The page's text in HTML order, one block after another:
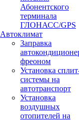
Абонентского
терминала
ГЛОНАСС/GPS
Автоклимат
Заправка
фреоном
Установка
системы на
автотранспорт
Установка
воздушных
отопителей на